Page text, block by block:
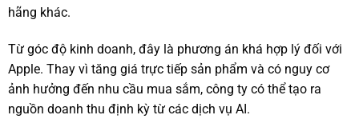
hãng khác.
Từ góc độ kinh doanh, đây là phương án khá hợp lý đối với
Apple. Thay vì tăng giá trực tiếp sản phẩm và có nguy cơ
ảnh hưởng đến nhu cầu mua sắm, công ty có thể tạo ra
nguồn doanh thu định kỳ từ các dịch vụ AI.